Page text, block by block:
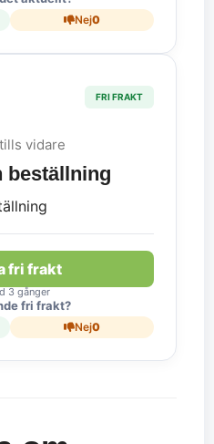
Nej0
FRI FRAKT
vidare
beställning
fri frakt
3 gånger
fri frakt?
Nej0